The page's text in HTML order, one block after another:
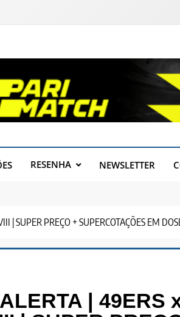
RESENHA NEWSLETTER
| SUPER PREÇO + SUPERCOTAÇÕES EM
| 49ERS